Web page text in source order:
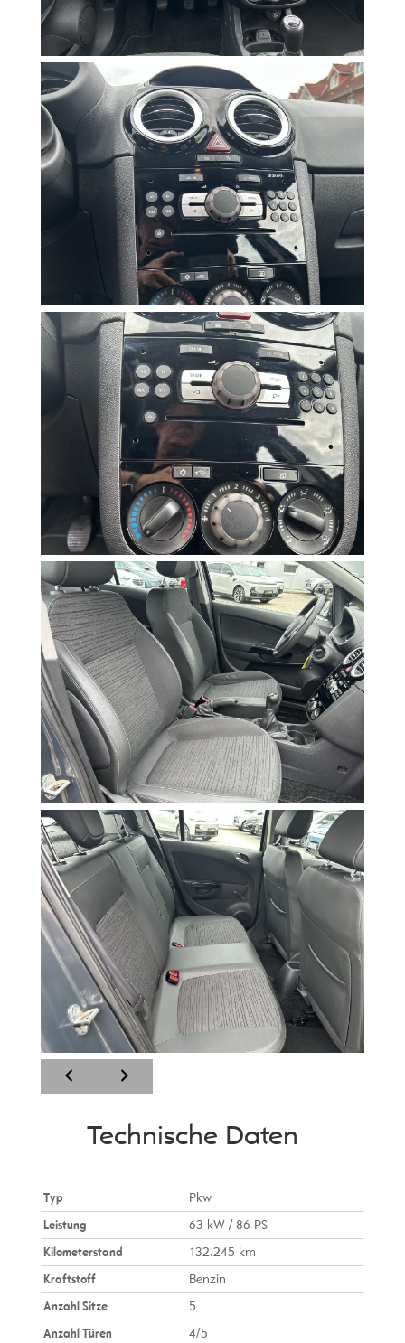
Technische Daten
Typ
Pkw
Leistung
63 kW / 86 PS
Kilometerstand
132.245 km
Kraftstoff
Benzin
Anzahl Sitze
5
Anzahl Türen
4/5